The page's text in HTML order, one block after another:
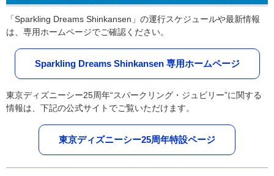
「Sparkling Dreams Shinkansen」の運行スケジュールや最新情報
は、専用ホームページでご確認ください。
Sparkling Dreams Shinkansen 専用ホームページ
東京ディズニーシー25周年“スパークリング・ジュビリー”に関する
情報は、下記の公式サイトでご覧いただけます。
東京ディズニーシー25周年特設ページ